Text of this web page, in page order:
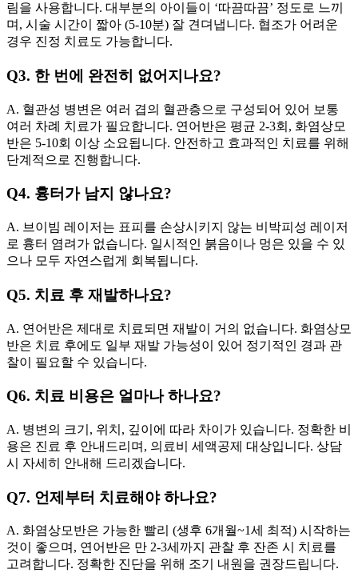
림을 사용합니다. 대부분의 아이들이 ‘따끔따끔’ 정도로 느끼
며, 시술 시간이 짧아 (5-10분) 잘 견뎌냅니다. 협조가 어려운
경우 진정 치료도 가능합니다.
Q3. 한 번에 완전히 없어지나요?
A. 혈관성 병변은 여러 겹의 혈관층으로 구성되어 있어 보통
여러 차례 치료가 필요합니다. 연어반은 평균 2-3회, 화염상모
반은 5-10회 이상 소요됩니다. 안전하고 효과적인 치료를 위해
단계적으로 진행합니다.
Q4. 흉터가 남지 않나요?
A. 브이빔 레이저는 표피를 손상시키지 않는 비박피성 레이저
로 흉터 염려가 없습니다. 일시적인 붉음이나 멍은 있을 수 있
으나 모두 자연스럽게 회복됩니다.
Q5. 치료 후 재발하나요?
A. 연어반은 제대로 치료되면 재발이 거의 없습니다. 화염상모
반은 치료 후에도 일부 재발 가능성이 있어 정기적인 경과 관
찰이 필요할 수 있습니다.
Q6. 치료 비용은 얼마나 하나요?
A. 병변의 크기, 위치, 깊이에 따라 차이가 있습니다. 정확한 비
용은 진료 후 안내드리며, 의료비 세액공제 대상입니다. 상담
시 자세히 안내해 드리겠습니다.
Q7. 언제부터 치료해야 하나요?
A. 화염상모반은 가능한 빨리 (생후 6개월~1세 최적) 시작하는
것이 좋으며, 연어반은 만 2-3세까지 관찰 후 잔존 시 치료를
고려합니다. 정확한 진단을 위해 조기 내원을 권장드립니다.